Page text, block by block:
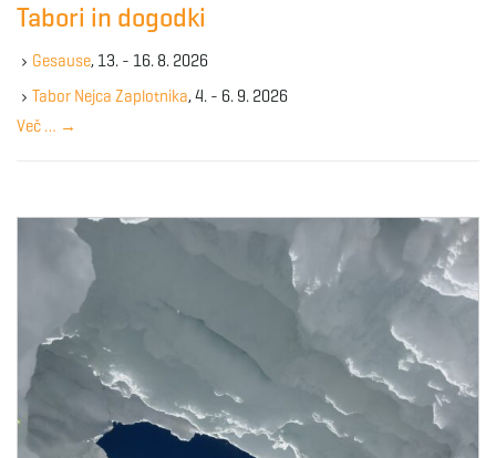
e
y
w
r
Tabori in dogodki
Gesause, 13. - 16. 8. 2026
Tabor Nejca Zaplotnika, 4. - 6. 9. 2026
Več … →